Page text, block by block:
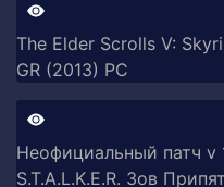
The Elder Scrolls V:
GR (2013) PC
Неофициальный патч v
S.T.A.L.K.E.R. Зов